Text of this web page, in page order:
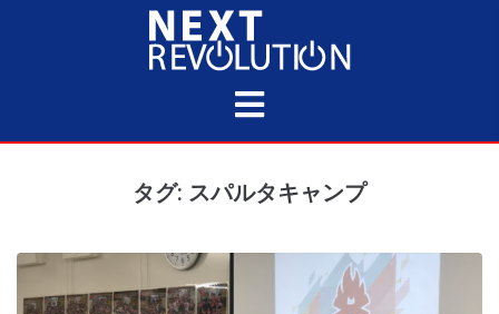
タグ: スパルタキャンプ